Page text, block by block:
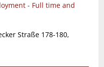
- Full time and
Straße 178-180,